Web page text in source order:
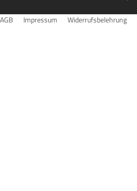
AGB Impressum Widerrufsbelehrung